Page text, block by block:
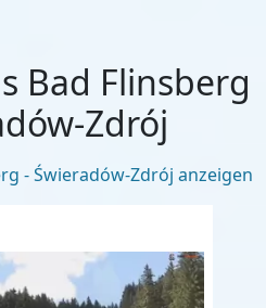
Bad Flinsberg
Zdrój
- Świeradów-Zdrój anzeigen